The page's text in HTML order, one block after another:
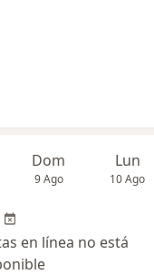
Dom
9 Ago
Lun
10 Ago
en línea no está